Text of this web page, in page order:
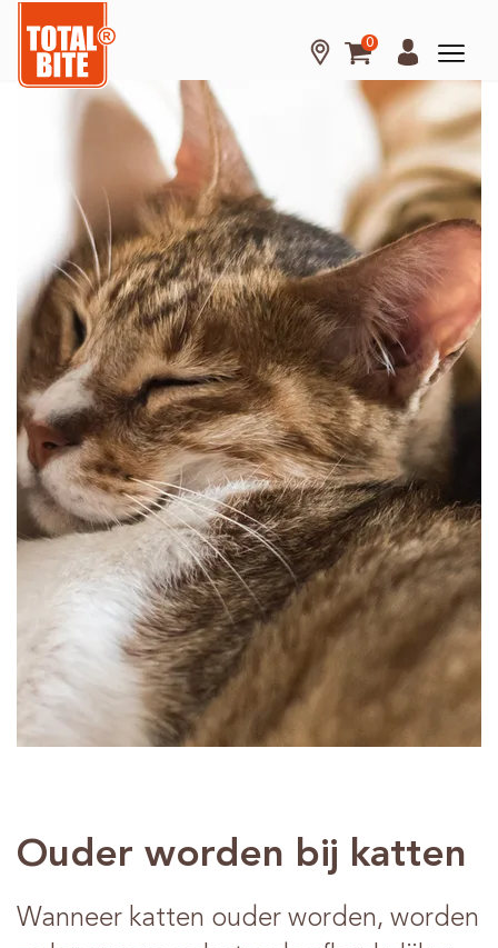
0
Hond
Knaagdier
Over
Total
Bite
Kennisbank
Tips
en
Advies
Verkooppunten
Contact
Ouder worden bij katten
Wanneer katten ouder worden, worden